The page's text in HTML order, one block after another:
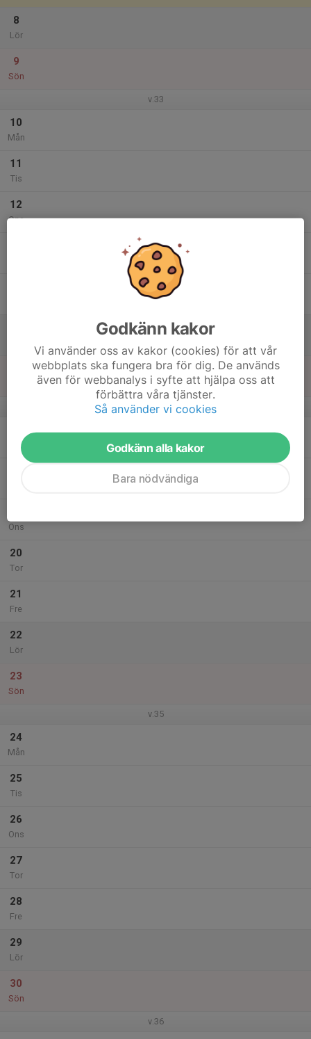
8
Lör
9
Sön
v.33
10
Mån
11
Tis
12
Ons
v.34
Mån
Ons
20
Tor
21
Fre
22
Lör
23
Sön
v.35
24
Mån
25
Tis
26
Ons
27
Tor
28
Fre
29
Lör
30
Sön
v.36
Godkänn kakor
Vi använder oss av kakor (cookies) för att vår
webbplats ska fungera bra för dig. De används
även för webbanalys i syfte att hjälpa oss att
förbättra våra tjänster.
Så använder vi cookies
Godkänn alla kakor
Bara nödvändiga